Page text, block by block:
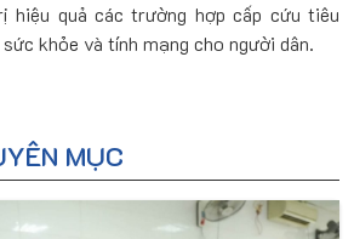
hiệu quả các trường hợp cấp cứu tiêu
khỏe và tính mạng cho người dân.
MỤC